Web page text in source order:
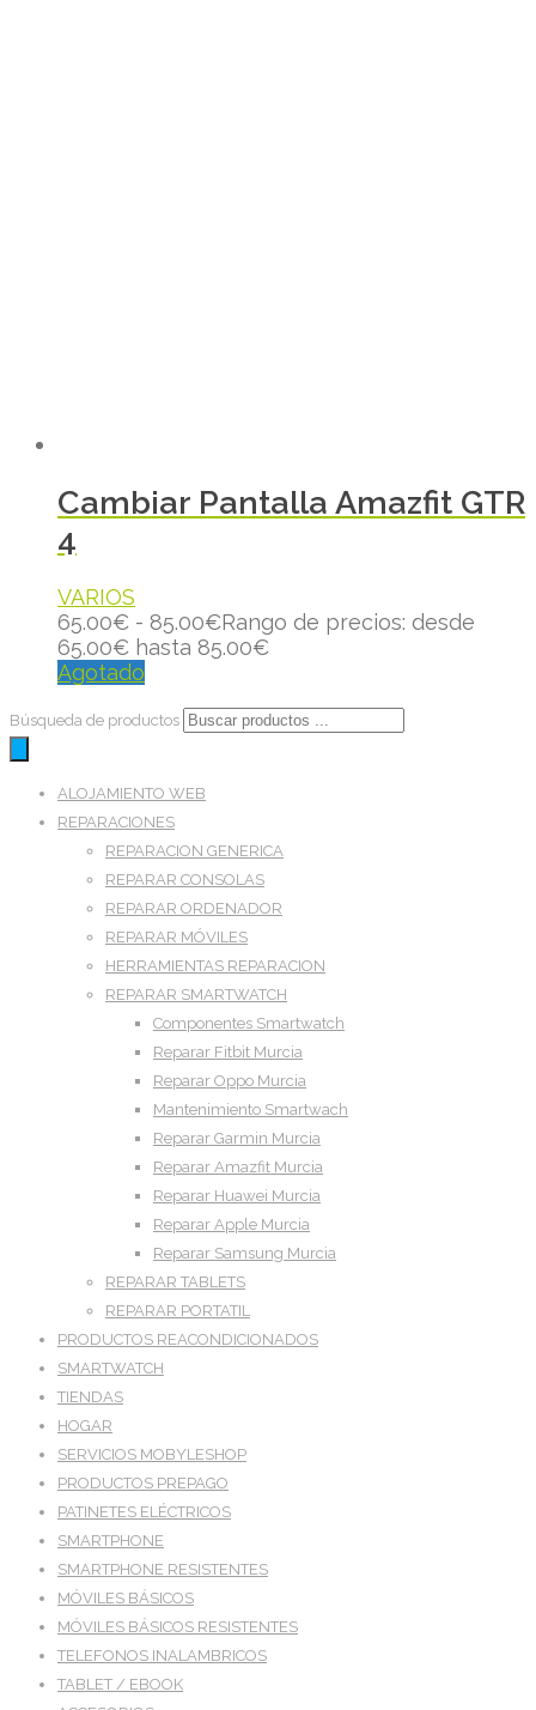
Cambiar Pantalla Amazfit GTR
4
VARIOS
65.00€ - 85.00€Rango de precios: desde
65.00€ hasta 85.00€
Agotado
Búsqueda de productos
ALOJAMIENTO WEB
REPARACIONES
REPARACION GENERICA
REPARAR CONSOLAS
REPARAR ORDENADOR
REPARAR MÓVILES
HERRAMIENTAS REPARACION
REPARAR SMARTWATCH
Componentes Smartwatch
Reparar Fitbit Murcia
Reparar Oppo Murcia
Mantenimiento Smartwach
Reparar Garmin Murcia
Reparar Amazfit Murcia
Reparar Huawei Murcia
Reparar Apple Murcia
Reparar Samsung Murcia
REPARAR TABLETS
REPARAR PORTATIL
PRODUCTOS REACONDICIONADOS
SMARTWATCH
TIENDAS
HOGAR
SERVICIOS MOBYLESHOP
PRODUCTOS PREPAGO
PATINETES ELÉCTRICOS
SMARTPHONE
SMARTPHONE RESISTENTES
MÓVILES BÁSICOS
MÓVILES BÁSICOS RESISTENTES
TELEFONOS INALAMBRICOS
TABLET / EBOOK